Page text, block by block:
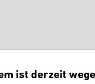
ist derzeit